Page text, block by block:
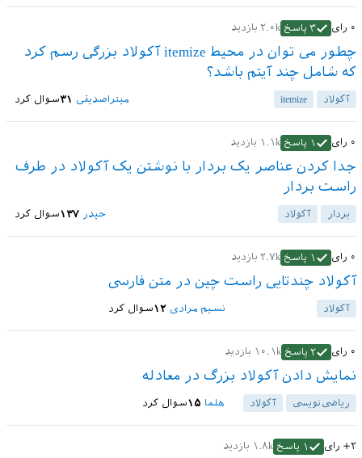
۰ رای ۳ پاسخ ۲.۰k بازدید
چطور می توان در محیط itemize آکولاد بزرگی رسم کرد
که شامل چند آیتم باشد؟
آکولاد itemize سوال کرد میتراصدیقی ۳۱
۰ رای ۱ پاسخ ۱.۱k بازدید
جدا کردن عناصر یک بردار با نوشتن یک آکولاد در طرف
راست بردار
بردار آکولاد سوال کرد حیدر ۱۳۷
۰ رای ۱ پاسخ ۲.۷k بازدید
آکولاد چندتایی راست چین در متن فارسی
آکولاد سوال کرد نسیم مرادی ۱۲
۰ رای ۲ پاسخ ۱۰.۱k بازدید
نمایش دادن آکولاد بزرگ در معادله
ریاضی‌نویسی آکولاد سوال کرد هلما ۱۵
+۲ رای ۱ پاسخ ۱.۸k بازدید